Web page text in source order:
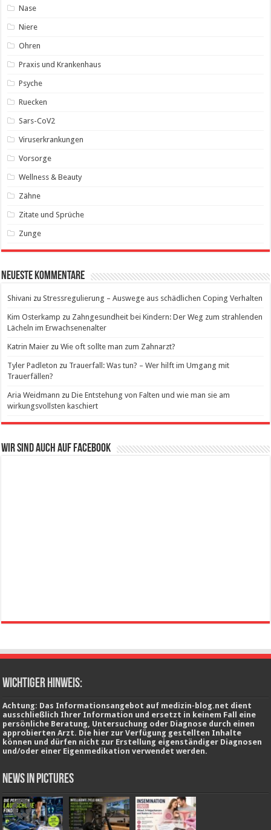
Nase
Niere
Ohren
Praxis und Krankenhaus
Psyche
Ruecken
Sars-CoV2
Viruserkrankungen
Vorsorge
Wellness & Beauty
Zähne
Zitate und Sprüche
Zunge
Neueste Kommentare
Shivani zuStressregulierung – Auswege aus schädlichen Coping Verhalten
Kim Osterkamp zu Zahngesundheit bei Kindern: Der Weg zum strahlenden
Lächeln im Erwachsenenalter
Katrin Maier zuWie oft sollte man zum Zahnarzt?
Tyler Padleton zu Trauerfall: Was tun? – Wer hilft im Umgang mit
Trauerfällen?
Aria Weidmann zuDie Entstehung von Falten und wie man sie am
wirkungsvollsten kaschiert
Wir sind auch auf Facebook
wichtiger Hinweis:
Achtung: Das Informationsangebot auf medizin-blog.net dient
ausschließlich Ihrer Information und ersetzt in keinem Fall eine
persönliche Beratung, Untersuchung oder Diagnose durch einen
approbierten Arzt. Die hier zur Verfügung gestellten Inhalte
können und dürfen nicht zur Erstellung eigenständiger Diagnosen
und/oder einer Eigenmedikation verwendet werden.
News in Pictures